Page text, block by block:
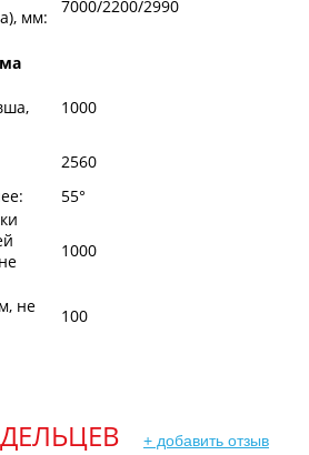
мм:
7000/2200/2990
1000
2560
55°
1000
не
100
+ добавить отзыв